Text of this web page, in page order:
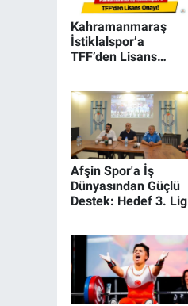
Kahramanmaraş
İstiklalspor’a
TFF’den Lisans
Afşin Spor'a İş
Dünyasından Güçlü
Destek: Hedef 3. Lig